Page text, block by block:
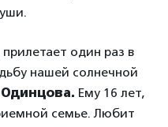
один раз в
нашей солнечной
Ему 16 лет,
семье. Любит